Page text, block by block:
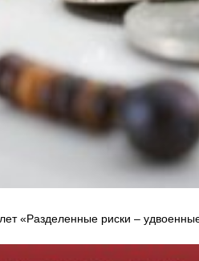
«Разделенные риски –